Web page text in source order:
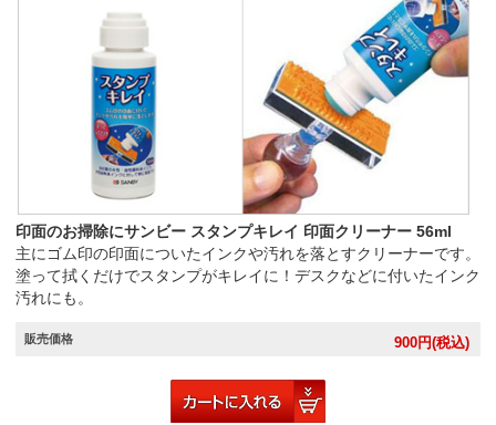
印面のお掃除にサンビー スタンプキレイ 印面クリーナー 56ml
主にゴム印の印面についたインクや汚れを落とすクリーナーです。
塗って拭くだけでスタンプがキレイに！デスクなどに付いたインク
汚れにも。
販売価格 900円(税込)